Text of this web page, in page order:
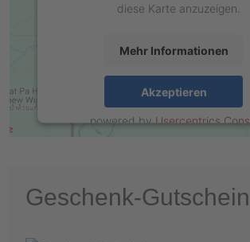
diese Karte anzuzeigen.
Mehr Informationen
Akzeptieren
powered byUsercentrics
Management Platform
Geschenk-Gutschein